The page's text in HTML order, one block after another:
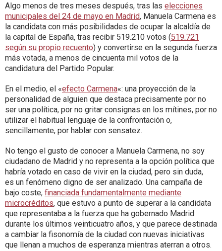
Algo menos de tres meses después, tras las elecciones
municipales del 24 de mayo en Madrid, Manuela Carmena es
la candidata con más posibilidades de ocupar la alcaldía de
la capital de España, tras recibir 519.210 votos (519.721
según su propio recuento) y convertirse en la segunda fuerza
más votada, a menos de cincuenta mil votos de la
candidatura del Partido Popular.
En el medio, el «efecto Carmena«: una proyección de la
personalidad de alguien que destaca precisamente por no
ser una política, por no gritar consignas en los mítines, por no
utilizar el habitual lenguaje de la confrontación o,
sencillamente, por hablar con sensatez.
No tengo el gusto de conocer a Manuela Carmena, no soy
ciudadano de Madrid y no representa a la opción política que
habría votado en caso de vivir en la ciudad, pero sin duda,
es un fenómeno digno de ser analizado. Una campaña de
bajo coste, financiada fundamentalmente mediante
microcréditos, que estuvo a punto de superar a la candidata
que representaba a la fuerza que ha gobernado Madrid
durante los últimos veinticuatro años, y que parece destinada
a cambiar la fisonomía de la ciudad con nuevas iniciativas
que llenan a muchos de esperanza mientras aterran a otros.